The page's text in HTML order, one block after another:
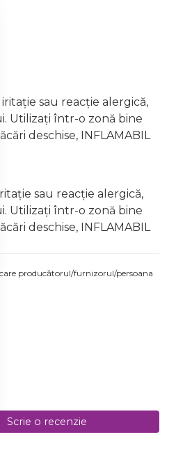
sau reacție alergică,
Utilizați într-o zonă bine
deschise, INFLAMABIL
sau reacție alergică,
Utilizați într-o zonă bine
deschise, INFLAMABIL
producătorul/furnizorul/persoana
Scrie o recenzie